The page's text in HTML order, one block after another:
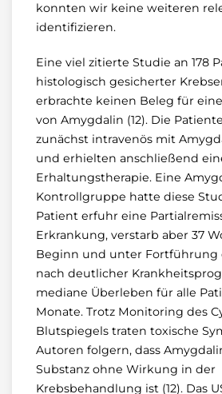
konnten wir keine weiteren
identifizieren.
Eine viel zitierte Studie an 178
histologisch gesicherter
erbrachte keinen Beleg für
von Amygdalin (12). Die
zunächst intravenös mit
und erhielten anschließend
Erhaltungstherapie. Eine
Kontrollgruppe hatte diese
Patient erfuhr eine
Erkrankung, verstarb aber 37
Beginn und unter Fortführung
nach deutlicher
mediane Überleben für alle
Monate. Trotz Monitoring des
Blutspiegels traten toxische
Autoren folgern, dass
Substanz ohne Wirkung in der
Krebsbehandlung ist (12). Das